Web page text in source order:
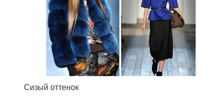
Сизый оттенок